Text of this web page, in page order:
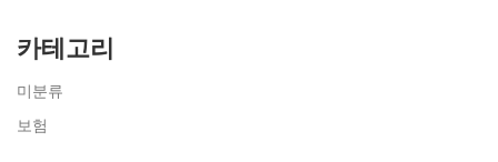
카테고리
미분류
보험